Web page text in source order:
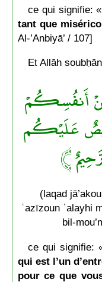
ce qui signifie: «
tant que
Al-’Anbiyā’ / 107]
Et Allāh
أَنفُسِكُمْ
عَلَيْكُم
﴾
(laqad
ʿazīzoun ʿalayhi
bil-
ce qui signifie:
qui est l’un
pour ce que